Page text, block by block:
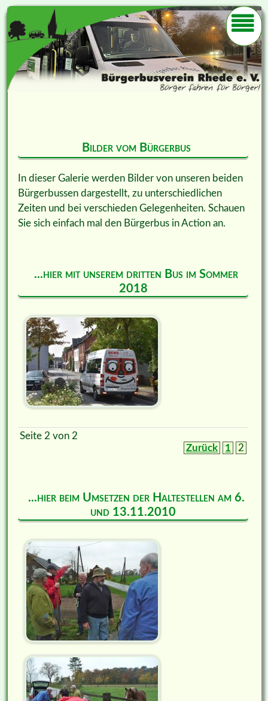
Bilder vom Bürgerbus
In dieser Galerie werden Bilder von unseren beiden
Bürgerbussen dargestellt, zu unterschiedlichen
Zeiten und bei verschieden Gelegenheiten. Schauen
Sie sich einfach mal den Bürgerbus in Action an.
...hier mit unserem dritten Bus im Sommer
2018
Seite 2 von 2
Zurück
1 2
...hier beim Umsetzen der Haltestellen am 6.
und 13.11.2010